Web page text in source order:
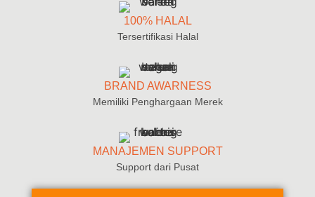
100% HALAL
Tersertifikasi Halal
BRAND AWARNESS
Memiliki Penghargaan Merek
MANAJEMEN SUPPORT
Support dari Pusat